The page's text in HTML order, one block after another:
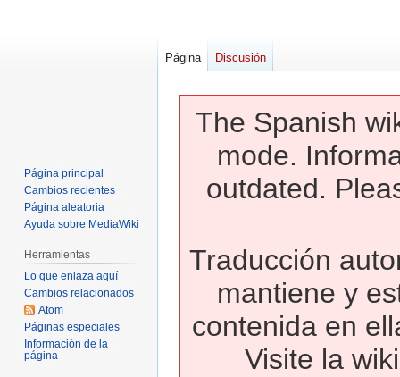
The Spanish
mode.
outdated.
Traducción
mantiene y
contenida en
Visite la
Página Discusión
Página principal
Cambios recientes
Página aleatoria
Ayuda sobre MediaWiki
Herramientas
Lo que enlaza aquí
Cambios relacionados
Atom
Páginas especiales
Información de la
página